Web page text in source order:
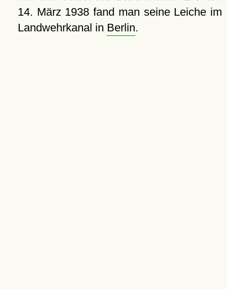
14. März 1938 fand man seine Leiche im
Landwehrkanal in Berlin.